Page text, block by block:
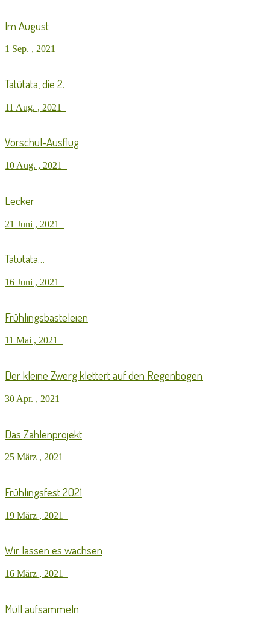
Im August
1 Sep. , 2021
Tatütata, die 2.
11 Aug. , 2021
Vorschul-Ausflug
10 Aug. , 2021
Lecker
21 Juni , 2021
Tatütata…
16 Juni , 2021
Frühlingsbasteleien
11 Mai , 2021
Der kleine Zwerg klettert auf den Regenbogen
30 Apr. , 2021
Das Zahlenprojekt
25 März , 2021
Frühlingsfest 2021
19 März , 2021
Wir lassen es wachsen
16 März , 2021
Müll aufsammeln